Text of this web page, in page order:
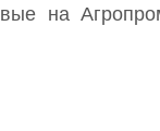
на